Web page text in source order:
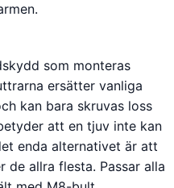
som monteras
ersätter vanliga
kan bara skruvas loss
att en tjuv inte kan
enda alternativet är att
de allra flesta. Passar alla